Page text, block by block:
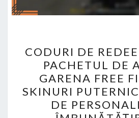
DE
DE
CODURI DE
PACHETUL DE
GARENA FREE
SKINURI
DE